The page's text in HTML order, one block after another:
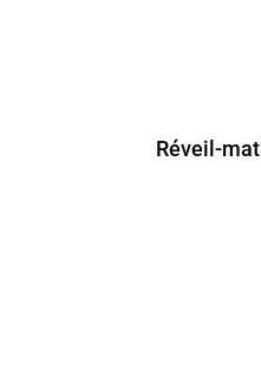
Réveil-